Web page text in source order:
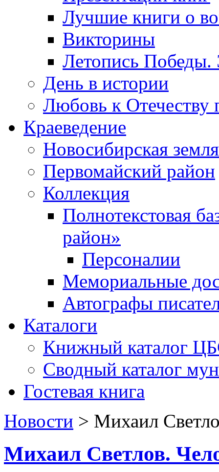
Лучшие книги о
Викторины
Летопись Победы.
День в истории
Любовь к Отечеству
Краеведение
Новосибирская земля
Первомайский район
Коллекция
Полнотекстовая
район»
Персоналии
Мемориальные
Автографы
Каталоги
Книжный каталог
Сводный каталог
Гостевая книга
Новости > Михаил
Михаил Светлов.